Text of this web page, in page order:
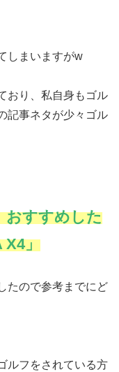
しまいますがw
おり、私自身もゴル
記事ネタが少々ゴル
おすすめした
X4」
たので参考までにど
ルフをされている方